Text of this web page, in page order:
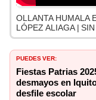
OLLANTA HUMALA
LÓPEZ ALIAGA |
PUEDES VER:
Fiestas Patrias
desmayos en
desfile escolar